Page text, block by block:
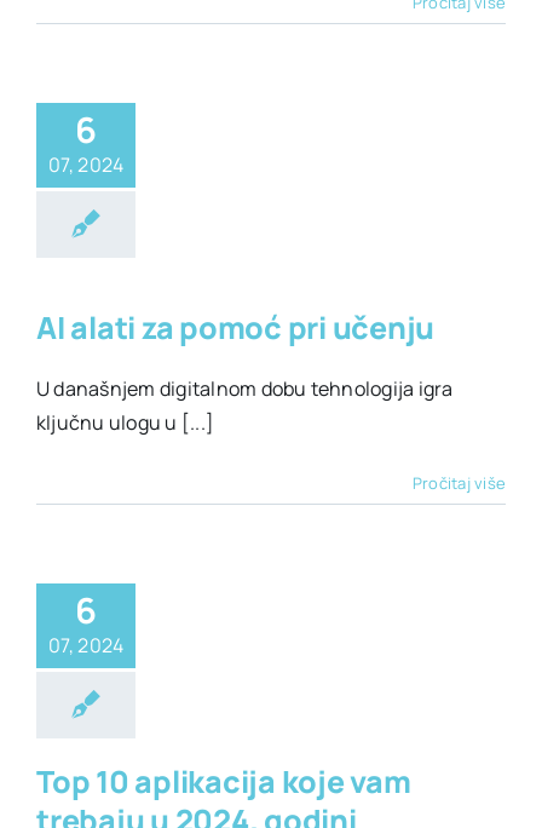
6
07, 2024
AI alati za pomoć pri učenju
U današnjem digitalnom dobu tehnologija igra
ključnu ulogu u [...]
Pročitaj više
6
07, 2024
Top 10 aplikacija koje vam